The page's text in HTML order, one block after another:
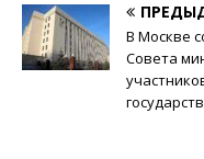
В Москве
Совета
государств